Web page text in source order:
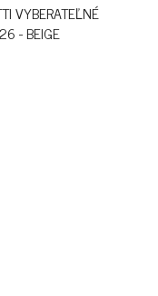
VYBERATEĽNÉ
- BEIGE